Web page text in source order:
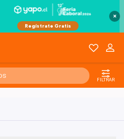
×
FILTRAR